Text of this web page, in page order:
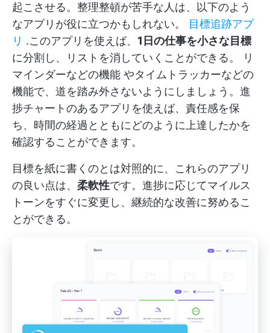
起こさせる。整理整頓が苦手な人は、以下のよう
なアプリが役に立つかもしれない。 目標追跡アプ
リ .このアプリを使えば、 1日の仕事を小さな目標
に分割し、リストを消していくことができる。
リ
マインダーなどの機能 やタイムトラッカーなどの
機能で、道を踏み外さないようにしましょう。進
捗チャートのあるアプリを使えば、責任感を保
ち、時間の経過とともにどのように上達したかを
確認することができます。
目標を紙に書くのとは対照的に、これらのアプリ
の良い点は、 柔軟性です。進捗に応じてマイルス
トーンをすぐに変更し、継続的な改善に努めるこ
とができる。